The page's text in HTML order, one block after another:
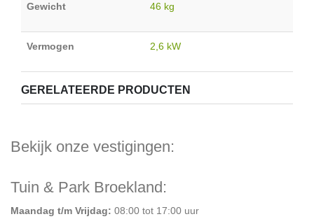
Gewicht 46 kg
Vermogen 2,6 kW
GERELATEERDE PRODUCTEN
Bekijk onze vestigingen:
Tuin & Park Broekland:
Maandag t/m Vrijdag: 08:00 tot 17:00 uur